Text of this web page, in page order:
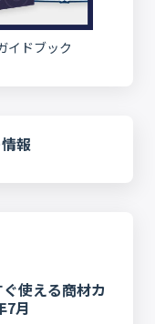
イドブック
報
ぐ使える商材カ
7月